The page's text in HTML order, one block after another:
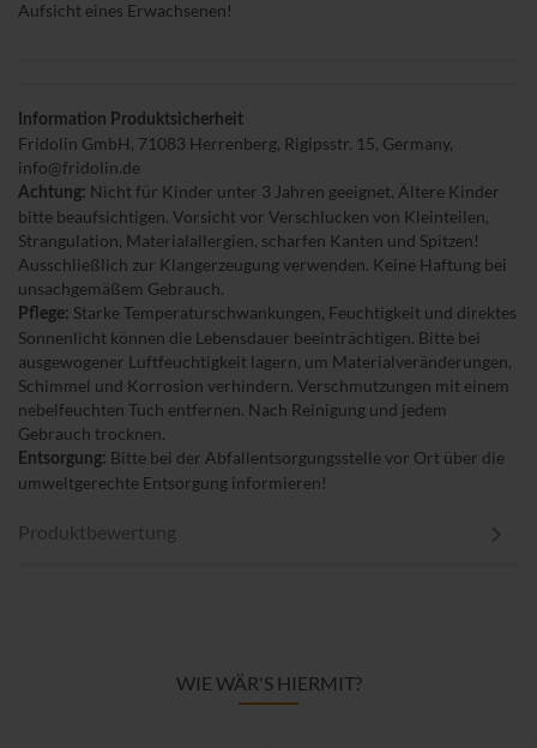
Aufsicht eines Erwachsenen!
Information Produktsicherheit
Fridolin GmbH, 71083 Herrenberg, Rigipsstr. 15, Germany,
info@fridolin.de
Achtung: Nicht für Kinder unter 3 Jahren geeignet. Ältere Kinder
bitte beaufsichtigen. Vorsicht vor Verschlucken von Kleinteilen,
Strangulation, Materialallergien, scharfen Kanten und Spitzen!
Ausschließlich zur Klangerzeugung verwenden. Keine Haftung bei
unsachgemäßem Gebrauch.
Pflege: Starke Temperaturschwankungen, Feuchtigkeit und direktes
Sonnenlicht können die Lebensdauer beeinträchtigen. Bitte bei
ausgewogener Luftfeuchtigkeit lagern, um Materialveränderungen,
Schimmel und Korrosion verhindern. Verschmutzungen mit einem
nebelfeuchten Tuch entfernen. Nach Reinigung und jedem
Gebrauch trocknen.
Entsorgung: Bitte bei der Abfallentsorgungsstelle vor Ort über die
umweltgerechte Entsorgung informieren!
Produktbewertung
WIE WÄR'S HIERMIT?